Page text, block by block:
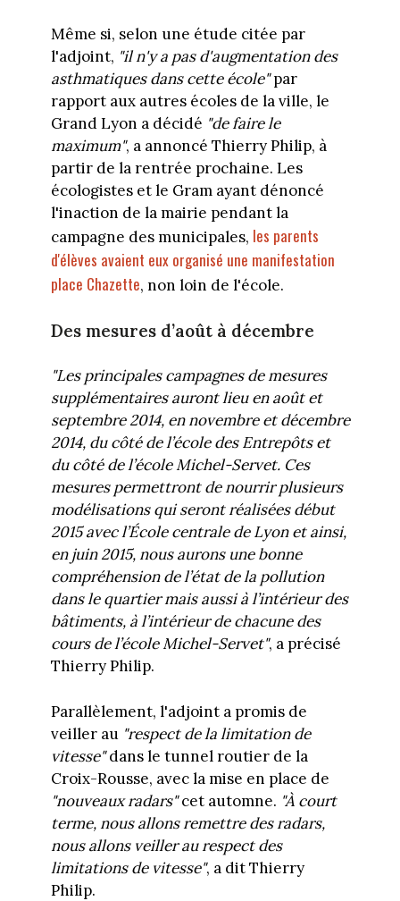
Même si, selon une étude citée par
l'adjoint, "il n'y a pas d'augmentation des
asthmatiques dans cette école"par
rapport aux autres écoles de la ville, le
Grand Lyon a décidé "de faire le
maximum", a annoncé Thierry Philip, à
partir de la rentrée prochaine. Les
écologistes et le Gram ayant dénoncé
l'inaction de la mairie pendant la
campagne des municipales, les parents
d'élèves avaient eux organisé une manifestation
place Chazette, non loin de l'école.
Des mesures d’août à décembre
"Les principales campagnes de mesures
supplémentaires auront lieu en août et
septembre 2014, en novembre et décembre
2014, du côté de l’école des Entrepôts et
du côté de l’école Michel-Servet. Ces
mesures permettront de nourrir plusieurs
modélisations qui seront réalisées début
2015 avec l’École centrale de Lyon et ainsi,
en juin 2015, nous aurons une bonne
compréhension de l’état de la pollution
dans le quartier mais aussi à l’intérieur des
bâtiments, à l’intérieur de chacune des
cours de l’école Michel-Servet", a précisé
Thierry Philip.
Parallèlement, l'adjoint a promis de
veiller au "respect de la limitation de
vitesse"dans le tunnel routier de la
Croix-Rousse, avec la mise en place de
"nouveaux radars"cet automne. "À court
terme, nous allons remettre des radars,
nous allons veiller au respect des
limitations de vitesse", a dit Thierry
Philip.